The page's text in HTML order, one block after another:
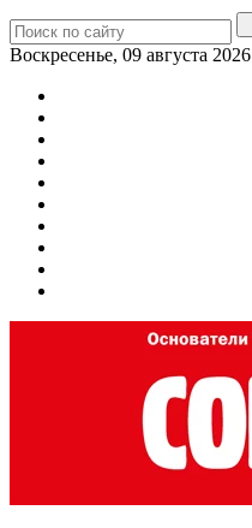
Воскресенье, 09 августа 2026